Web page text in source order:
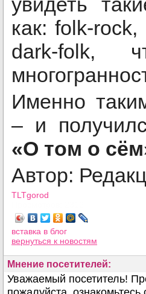
как: folk-
dark-folk,
Именно
– и
«О том о
Автор:
TLTgorod
вставка в блог
вернуться к новостям
Мнение посетителей: